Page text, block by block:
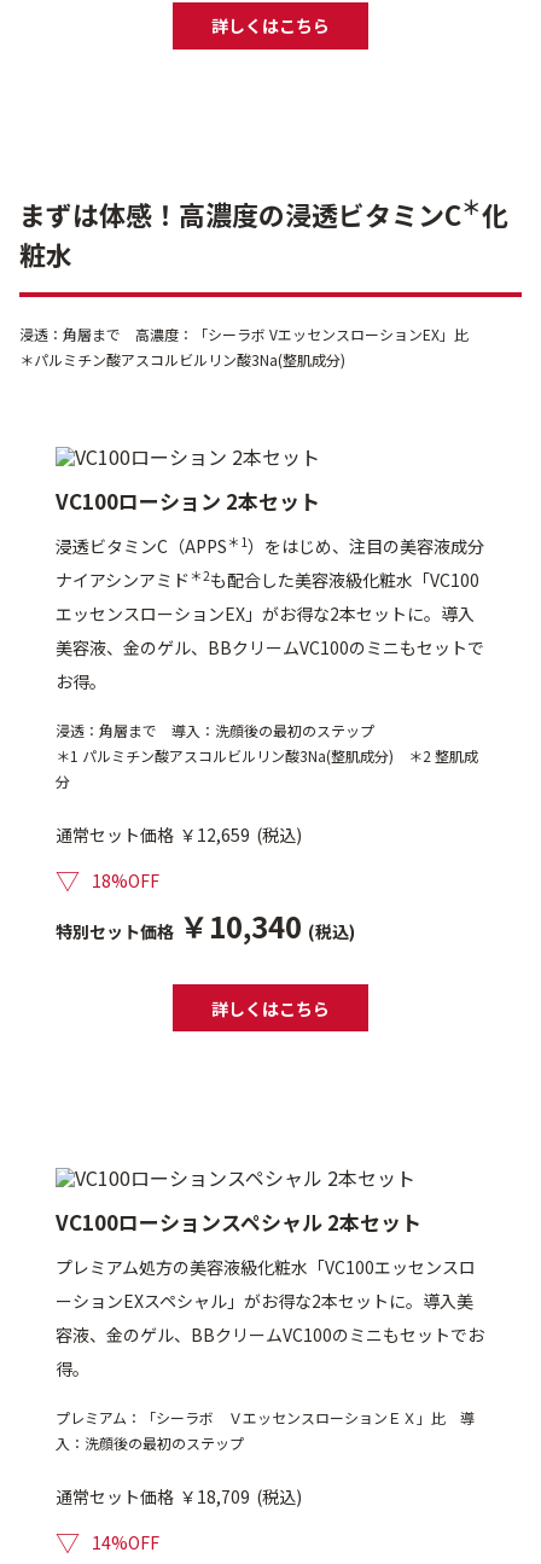
詳しくはこちら
まずは体感！高濃度の浸透ビタミンC＊化
粧水
浸透：角層まで 高濃度：「シーラボ VエッセンスローションEX」比
＊パルミチン酸アスコルビルリン酸3Na(整肌成分)
VC100ローション 2本セット
浸透ビタミンC（APPS ＊1）をはじめ、注目の美容液成分
ナイアシンアミド ＊2も配合した美容液級化粧水「VC100
エッセンスローションEX」がお得な2本セットに。導入
美容液、金のゲル、BBクリームVC100のミニもセットで
お得。
浸透：角層まで 導入：洗顔後の最初のステップ
＊1 パルミチン酸アスコルビルリン酸3Na(整肌成分) ＊2 整肌成
分
通常セット価格 ￥12,659 (税込)
▽ 18%OFF
特別セット価格 ￥10,340 (税込)
詳しくはこちら
VC100ローションスペシャル 2本セット
プレミアム処方の美容液級化粧水「VC100エッセンスロ
ーションEXスペシャル」がお得な2本セットに。導入美
容液、金のゲル、BBクリームVC100のミニもセットでお
得。
プレミアム：「シーラボ ＶエッセンスローションＥＸ」比 導
入：洗顔後の最初のステップ
通常セット価格 ￥18,709 (税込)
▽ 14%OFF